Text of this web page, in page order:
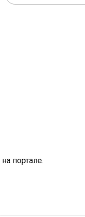
портале.